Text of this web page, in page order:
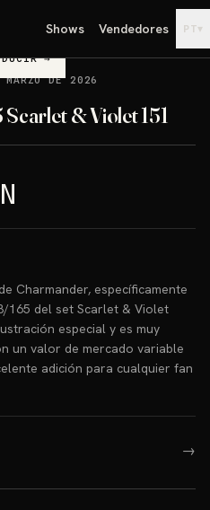
Shows Vendedores PT▾
→
DE 2026
& Violet 151
Charmander, específicamente
165 del set Scarlet & Violet
especial y es muy
un valor de mercado variable
adición para cualquier fan
→